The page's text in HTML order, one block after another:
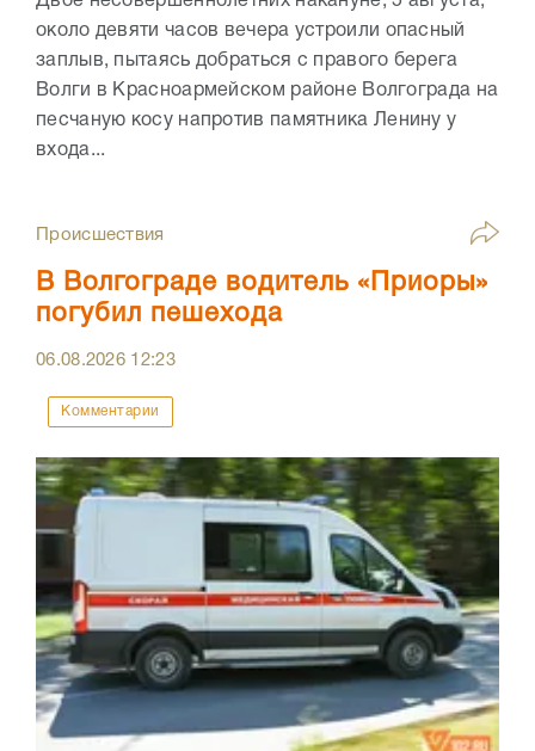
около девяти часов вечера устроили опасный
заплыв, пытаясь добраться с правого берега
Волги в Красноармейском районе Волгограда на
песчаную косу напротив памятника Ленину у
входа...
Происшествия
В Волгограде водитель «Приоры»
погубил пешехода
06.08.2026 12:23
Комментарии